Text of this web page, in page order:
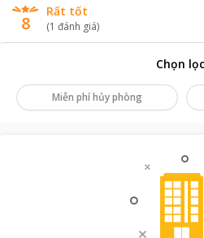
8
Rất tốt
(1 đánh giá)
Chọn lọc
Miễn phí hủy phòng